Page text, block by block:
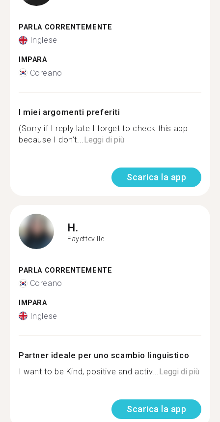
PARLA CORRENTEMENTE
Inglese
IMPARA
Coreano
I miei argomenti preferiti
(Sorry if I reply late I forget to check this app
because I don’t... Leggi di più
Scarica la app
H.
Fayetteville
PARLA CORRENTEMENTE
Coreano
IMPARA
Inglese
Partner ideale per uno scambio linguistico
I want to be Kind, positive and activ... Leggi di più
Scarica la app